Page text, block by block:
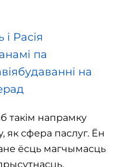
Расія
па
на
такім напрамку
як сфера паслуг. Ён
ёсць магчымасць